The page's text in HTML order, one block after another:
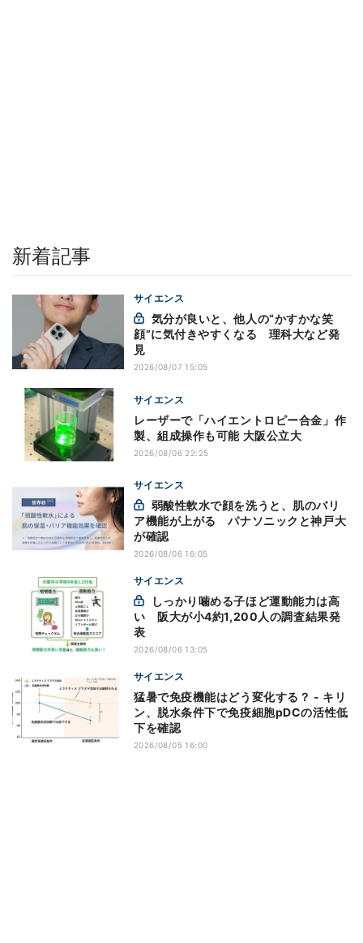
新着記事
サイエンス
顔”に気付きやすくなる 理科大など発
見
2026/08/07 15:05
サイエンス
レーザーで「ハイエントロピー合金」作
製、組成操作も可能 大阪公立大
2026/08/06 22:25
サイエンス
ア機能が上がる パナソニックと神戸大
が確認
2026/08/06 16:05
サイエンス
い 阪大が小4約1,200人の調査結果発
表
2026/08/06 13:05
サイエンス
猛暑で免疫機能はどう変化する？ - キリ
ン、脱水条件下で免疫細胞pDCの活性低
下を確認
2026/08/05 16:00